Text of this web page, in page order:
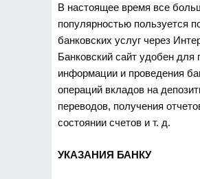
В настоящее время все
популярностью пользуется
банковских услуг через
Банковский сайт удобен для
информации и проведения
операций вкладов на
переводов, получения
состоянии счетов и т. д.
УКАЗАНИЯ БАНКУ